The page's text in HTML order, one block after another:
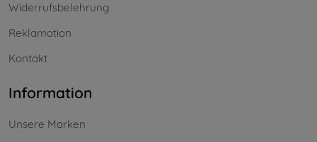
Widerrufsbelehrung
Reklamation
Kontakt
Information
Unsere Marken